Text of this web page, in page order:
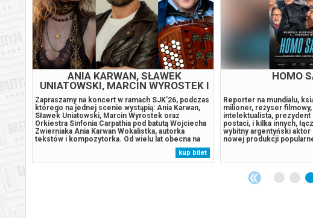
ANIA KARWAN, SŁAWEK
UNIATOWSKI, MARCIN WYROSTEK I
SINFONIA CARPATHIA
Zapraszamy na koncert w ramach SJK’26, podczas
którego na jednej scenie wystąpią: Ania Karwan,
Sławek Uniatowski, Marcin Wyrostek oraz
Orkiestra Sinfonia Carpathia pod batutą Wojciecha
Zwierniaka Ania Karwan Wokalistka, autorka
tekstów i kompozytorka. Od wielu lat obecna na
charakterystyczną, pełną emocji barwę głosu oraz
autentyczność sceniczną. Szerokiej
kup bilet
HOMO
Reporter na mundialu,
milioner, reżyser
intelektualista,
postaci, i kilka innych,
wybitny argentyński
nowej produkcji
i Mariano Cohn. Ich film
szesnaście historii, a
tonie, odnosi się do